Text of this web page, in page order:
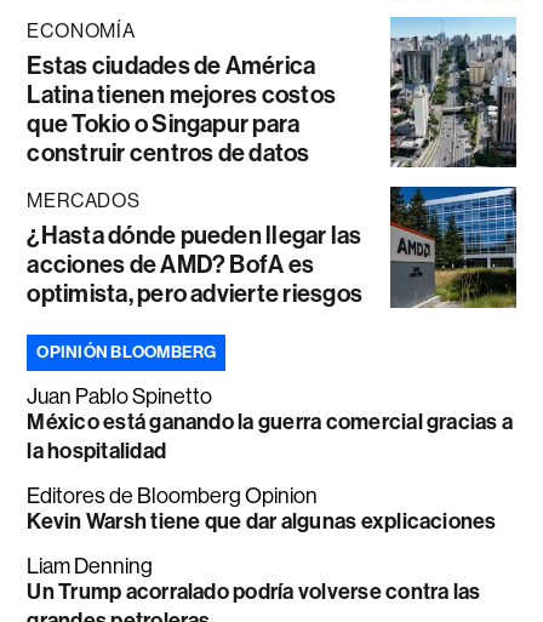
ECONOMÍA
Estas ciudades de América
Latina tienen mejores costos
que Tokio o Singapur para
construir centros de datos
MERCADOS
¿Hasta dónde pueden llegar las
acciones de AMD? BofA es
optimista, pero advierte riesgos
OPINIÓN BLOOMBERG
Juan Pablo Spinetto
México está ganando la guerra comercial gracias a
la hospitalidad
Editores de Bloomberg Opinion
Kevin Warsh tiene que dar algunas explicaciones
Liam Denning
Un Trump acorralado podría volverse contra las